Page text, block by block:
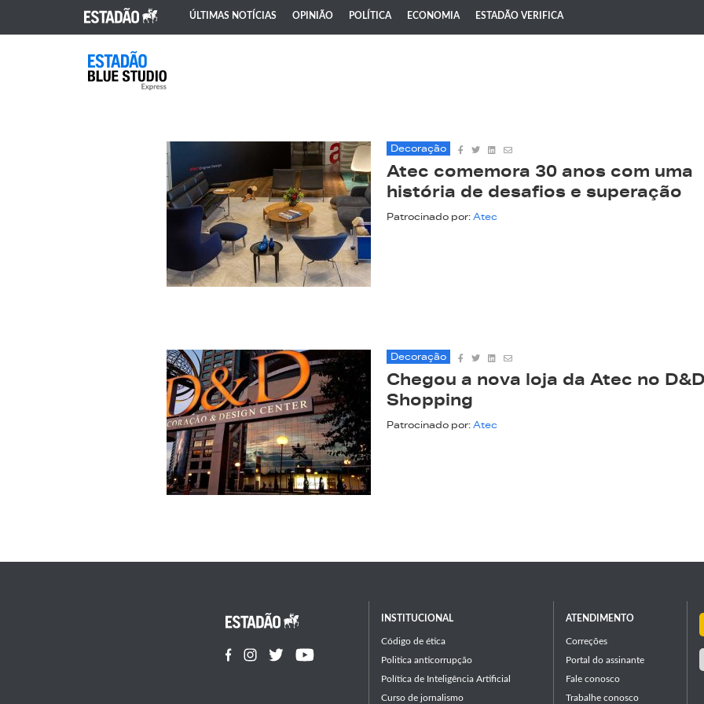
ÚLTIMAS NOTÍCIAS OPINIÃO POLÍTICA ECONOMIA ESTADÃO VERIFICA
Decoração
Atec comemora 30 anos com uma
história de desafios e superação
Patrocinado por: Atec
Decoração
Chegou a nova loja da Atec no
Shopping
Patrocinado por: Atec
INSTITUCIONAL
Código de ética
Politica anticorrupção
Política de Inteligência Artificial
Curso de jornalismo
ATENDIMENTO
Correções
Portal do assinante
Fale conosco
Trabalhe conosco